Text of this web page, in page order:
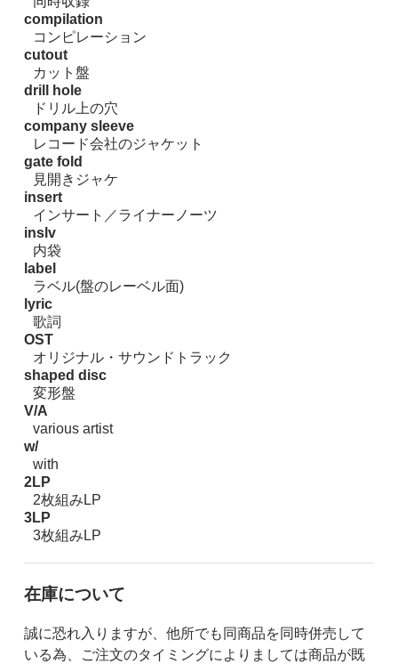
compilation
コンピレーション
cutout
カット盤
drill hole
ドリル上の穴
company sleeve
レコード会社のジャケット
gate fold
見開きジャケ
insert
インサート／ライナーノーツ
inslv
内袋
label
ラベル(盤のレーベル面)
lyric
歌詞
OST
オリジナル・サウンドトラック
shaped disc
変形盤
V/A
various artist
w/
with
2LP
2枚組みLP
3LP
3枚組みLP
在庫について
誠に恐れ入りますが、他所でも同商品を同時併売して
いる為、ご注文のタイミングによりましては商品が既